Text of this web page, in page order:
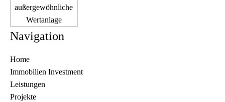
Navigation
Home
Immobilien Investment
Leistungen
Projekte